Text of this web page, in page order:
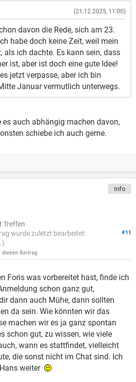
(21.12.2025, 11:00)
davon die Rede, sich am 23.
habe doch keine Zeit, weil mein
als ich dachte. Es kann sein, dass
ist, aber ist doch eine gute Idee!
jetzt verpasse, aber ich bin
Januar vermutlich unterwegs.
es auch abhängig machen davon,
schiebe ich auch gerne.
Info
Treffen
#11
wurde zuletzt bearbeitet:
.)
diesen Beitrag
Foris was vorbereitet hast, finde ich
schon ganz gut,
dann auch Mühe, dann sollten
da sein. Wie könnten wir das
machen wir es ja ganz spontan
schon gut, zu wissen, wie viele
wann es stattfindet, vielleicht
die sonst nicht im Chat sind. Ich
weiter